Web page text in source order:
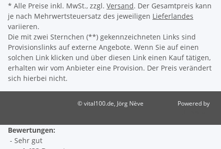
* Alle Preise inkl. MwSt., zzgl. Versand. Der Gesamtpreis kann
je nach Mehrwertsteuersatz des jeweiligen Lieferlandes
variieren.
Die mit zwei Sternchen (**) gekennzeichneten Links sind
Provisionslinks auf externe Angebote. Wenn Sie auf einen
solchen Link klicken und über diesen Link einen Kauf tätigen,
erhalten wir vom Anbieter eine Provision. Der Preis verändert
sich hierbei nicht.
© vital100.de, Jörg Nève
Powered by
Bewertungen:
- Sehr gut